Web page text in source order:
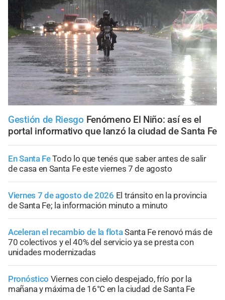
Gestión de Riesgo Fenómeno El Niño: así es el
portal informativo que lanzó la ciudad de Santa Fe
En Santa FeTodo lo que tenés que saber antes de salir
de casa en Santa Fe este viernes 7 de agosto
Viernes 7 de agosto de 2026 El tránsito en la provincia
de Santa Fe; la información minuto a minuto
Aceleran el recambio de la flotaSanta Fe renovó más de
70 colectivos y el 40% del servicio ya se presta con
unidades modernizadas
Pronóstico Viernes con cielo despejado, frío por la
mañana y máxima de 16°C en la ciudad de Santa Fe